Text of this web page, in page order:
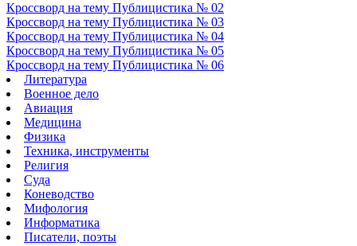
Кроссворд на тему Публицистика № 02
Кроссворд на тему Публицистика № 03
Кроссворд на тему Публицистика № 04
Кроссворд на тему Публицистика № 05
Кроссворд на тему Публицистика № 06
Литература
Военное дело
Авиация
Медицина
Физика
Техника, инструменты
Религия
Суда
Коневодство
Мифология
Информатика
Писатели, поэты